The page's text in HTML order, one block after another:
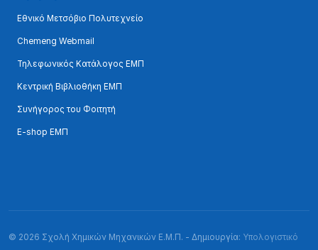
Εθνικό Μετσόβιο Πολυτεχνείο
Chemeng Webmail
Τηλεφωνικός Κατάλογος ΕΜΠ
Κεντρική Βιβλιοθήκη ΕΜΠ
Συνήγορος του Φοιτητή
E-shop ΕΜΠ
© 2026 Σχολή Χημικών Μηχανικών Ε.Μ.Π. - Δημιουργία: Υπολογιστικό